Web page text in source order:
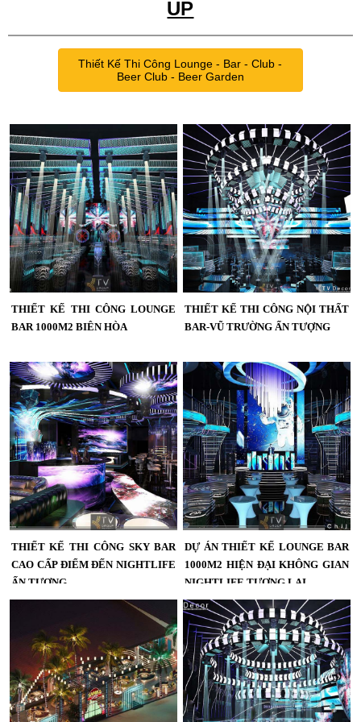
UP
Thiết Kế Thi Công Lounge - Bar - Club -
Beer Club - Beer Garden
THIẾT KẾ THI CÔNG LOUNGE
BAR 1000M2 BIÊN HÒA
Hòa mang phong cách Futuristic
sang trọng, tối ưu trải nghiệm giải trí
với sân khấu DJ, LED hiện đại và
khu VIP đẳng cấp....
THIẾT KẾ THI CÔNG NỘI THẤT
BAR-VŨ TRƯỜNG ẤN TƯỢNG
nội thất Bar Club, Lounge và Beer
Club theo phong cách hiện đại, sang
trọng và khác biệt. Chúng tôi mang
đến giải pháp thiết kế tối ưu công
năng, hệ thống âm thanh, ánh sáng
chuyên nghiệp cùng không gian đậm
dấu ấn thương hiệu, giúp chủ đầu tư
nâng cao trải nghiệm khách hàng và
tối ưu hiệu quả kinh doanh....
THIẾT KẾ THI CÔNG SKY BAR
CAO CẤP ĐIỂM ĐẾN NIGHTLIFE
ẤN TƯỢNG
Không gian Rooftop Bar kết hợp ánh
sáng hiện đại, quầy DJ nổi bật và nội
thất cao cấp mang đến trải nghiệm
nightlife đẳng cấp....
DỰ ÁN THIẾT KẾ LOUNGE BAR
1000M2 HIỆN ĐẠI KHÔNG GIAN
NIGHTLIFE TƯƠNG LAI
Không gian Lounge Bar 1000m²
mang phong cách Futuristic với hệ
LED nghệ thuật, sân khấu trung tâm
và khu VIP sang trọng tạo trải nghiệm
giải trí khác biệt cho khách hàng....